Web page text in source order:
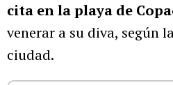
cita en la playa de
venerar a su diva, según
ciudad.